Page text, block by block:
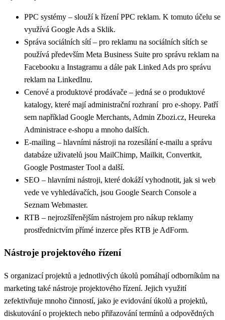
PPC systémy – slouží k řízení PPC reklam. K tomuto účelu se
využívá Google Ads a Sklik.
Správa sociálních sítí – pro reklamu na sociálních sítích se
používá především Meta Business Suite pro správu reklam na
Facebooku a Instagramu a dále pak Linked Ads pro správu
reklam na LinkedInu.
Cenové a produktové prodávače – jedná se o produktové
katalogy, které mají administrační rozhraní pro e-shopy. Patří
sem například Google Merchants, Admin Zbozi.cz, Heureka
Administrace e-shopu a mnoho dalších.
E-mailing – hlavními nástroji na rozesílání e-mailu a správu
databáze uživatelů jsou MailChimp, Mailkit, Convertkit,
Google Postmaster Tool a další.
SEO – hlavními nástroji, které dokáží vyhodnotit, jak si web
vede ve vyhledávačích, jsou Google Search Console a
Seznam Webmaster.
RTB – nejrozšířenějším nástrojem pro nákup reklamy
prostřednictvím přímé inzerce přes RTB je AdForm.
Nástroje projektového řízení
S organizací projektů a jednotlivých úkolů pomáhají odborníkům na
marketing také nástroje projektového řízení. Jejich využití
zefektivňuje mnoho činností, jako je evidování úkolů a projektů,
diskutování o projektech nebo přiřazování termínů a odpovědných